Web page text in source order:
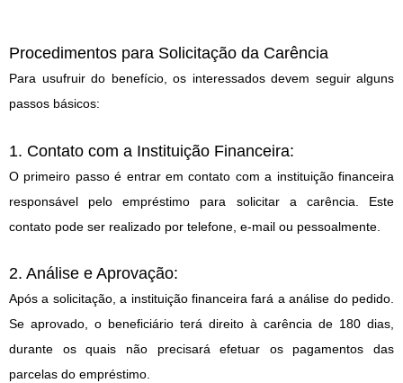
Procedimentos para Solicitação da Carência
Para usufruir do benefício, os interessados devem seguir alguns
passos básicos:
1. Contato com a Instituição Financeira:
O primeiro passo é entrar em contato com a instituição financeira
responsável pelo empréstimo para solicitar a carência. Este
contato pode ser realizado por telefone, e-mail ou pessoalmente.
2. Análise e Aprovação:
Após a solicitação, a instituição financeira fará a análise do pedido.
Se aprovado, o beneficiário terá direito à carência de 180 dias,
durante os quais não precisará efetuar os pagamentos das
parcelas do empréstimo.